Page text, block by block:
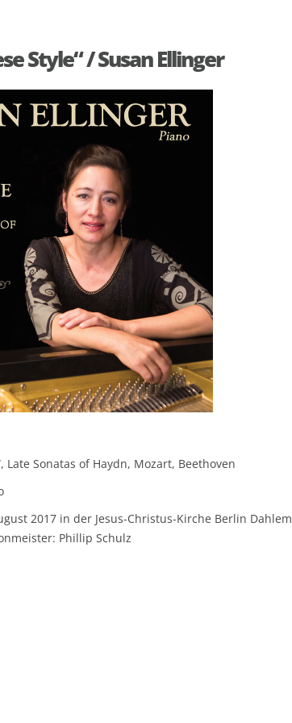
Style“ / Susan Ellinger
Late Sonatas of Haydn, Mozart, Beethoven
2017 in der Jesus-Christus-Kirche Berlin Dahlem
Phillip Schulz